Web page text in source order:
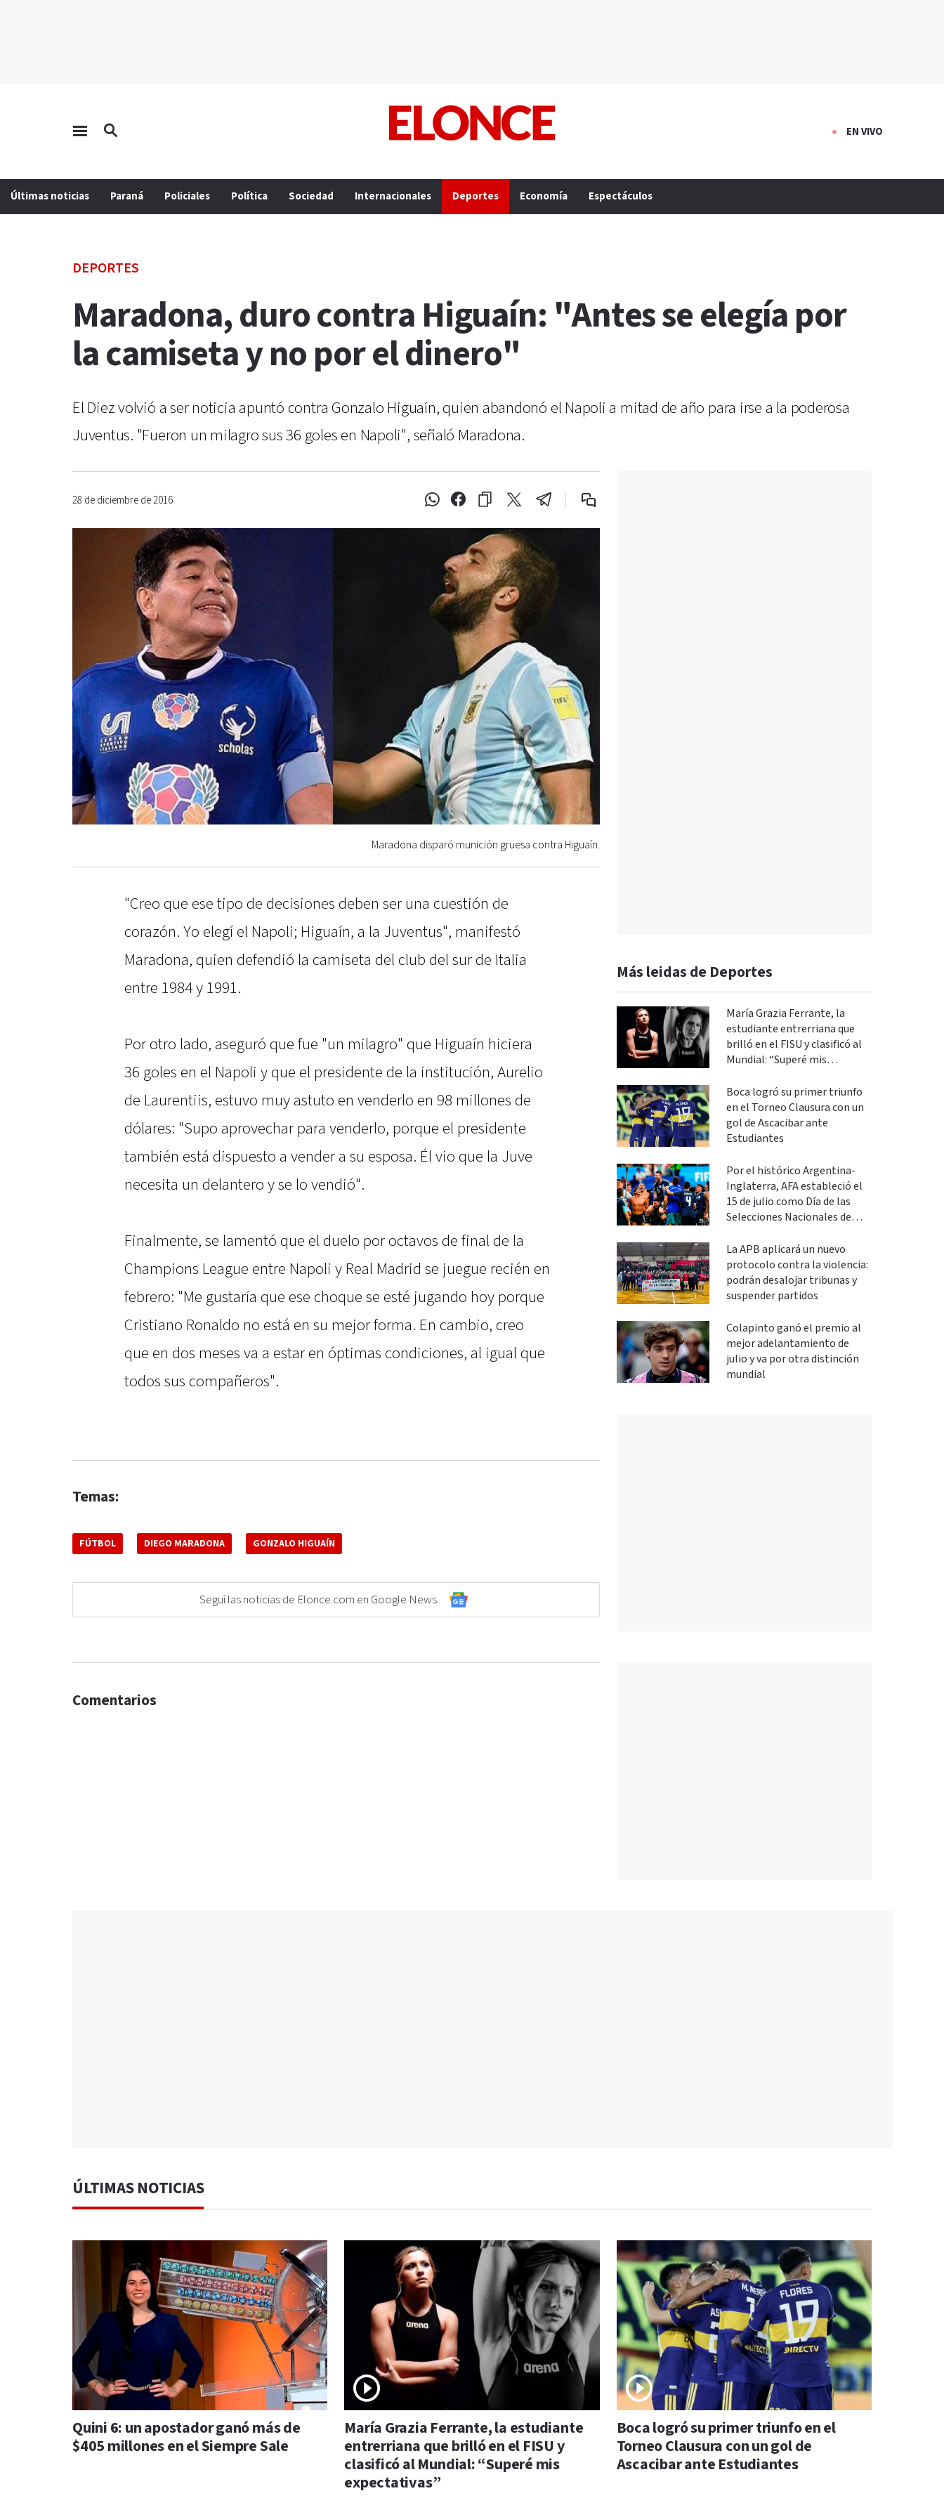
EN VIVO
Últimas noticias Paraná Policiales Política Sociedad Internacionales Deportes Economía Espectáculos
DEPORTES
Maradona, duro contra Higuaín: "Antes se elegía por
la camiseta y no por el dinero"
El Diez volvió a ser noticia apuntó contra Gonzalo Higuaín, quien abandonó el Napoli a mitad de año para irse a la poderosa
Juventus. "Fueron un milagro sus 36 goles en Napoli", señaló Maradona.
28 de diciembre de 2016
Maradona disparó munición gruesa contra Higuaín.
"Creo que ese tipo de decisiones deben ser una cuestión de
corazón. Yo elegí el Napoli; Higuaín, a la Juventus", manifestó
Maradona, quien defendió la camiseta del club del sur de Italia
entre 1984 y 1991.
Por otro lado, aseguró que fue "un milagro" que Higuaín hiciera
36 goles en el Napoli y que el presidente de la institución, Aurelio
de Laurentiis, estuvo muy astuto en venderlo en 98 millones de
dólares: "Supo aprovechar para venderlo, porque el presidente
también está dispuesto a vender a su esposa. Él vio que la Juve
necesita un delantero y se lo vendió".
Finalmente, se lamentó que el duelo por octavos de final de la
Champions League entre Napoli y Real Madrid se juegue recién en
febrero: "Me gustaría que ese choque se esté jugando hoy porque
Cristiano Ronaldo no está en su mejor forma. En cambio, creo
que en dos meses va a estar en óptimas condiciones, al igual que
todos sus compañeros".
Temas:
FÚTBOL DIEGO MARADONA GONZALO HIGUAÍN
Seguí las noticias de Elonce.com en Google News
Más leidas de Deportes
María Grazia Ferrante, la
estudiante entrerriana que
brilló en el FISU y clasificó al
Mundial: “Superé mis
Boca logró su primer triunfo
en el Torneo Clausura con un
gol de Ascacibar ante
Estudiantes
Por el histórico Argentina-
Inglaterra, AFA estableció el
15 de julio como Día de las
Selecciones Nacionales de
La APB aplicará un nuevo
protocolo contra la violencia:
podrán desalojar tribunas y
suspender partidos
Colapinto ganó el premio al
mejor adelantamiento de
julio y va por otra distinción
mundial
Comentarios
ÚLTIMAS NOTICIAS
Quini 6: un apostador ganó más de
$405 millones en el Siempre Sale
María Grazia Ferrante, la estudiante
entrerriana que brilló en el FISU y
clasificó al Mundial: “Superé mis
expectativas”
Boca logró su primer triunfo en el
Torneo Clausura con un gol de
Ascacibar ante Estudiantes